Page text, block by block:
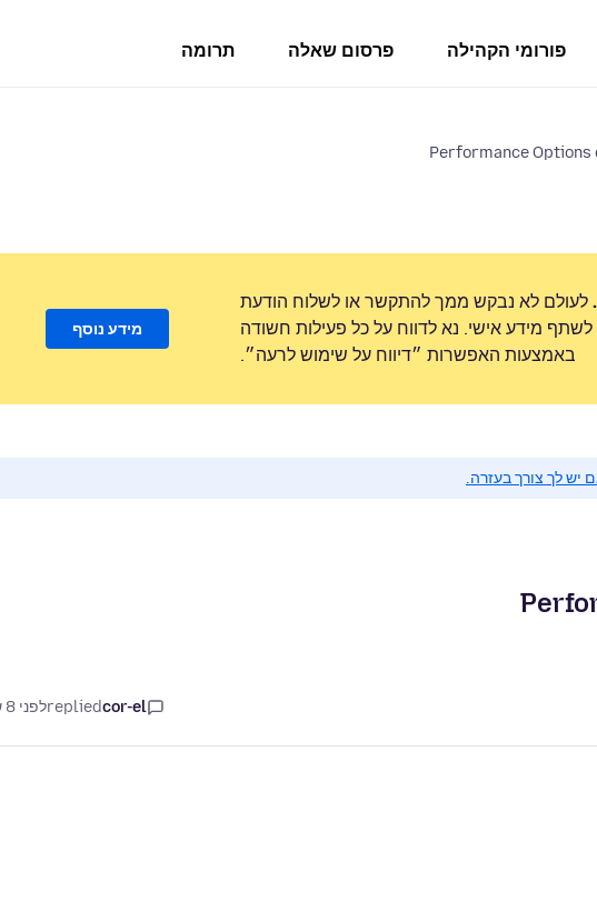
פורומי הקהילה פרסום שאלה תרומה
Performance Options
לעולם לא נבקש ממך להתקשר או לשלוח הודעת
מידע אישי. נא לדווח על כל פעילות חשודה
באמצעות האפשרות ״דיווח על שימוש לרעה״.
מידע נוסף
לך צורך בעזרה.
cor-el
repliedלפני 8 שנים